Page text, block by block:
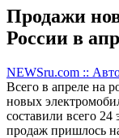
Продажи
России в
NEWSru.com ::
Всего в апреле на
новых
составили всего
продаж пришлось